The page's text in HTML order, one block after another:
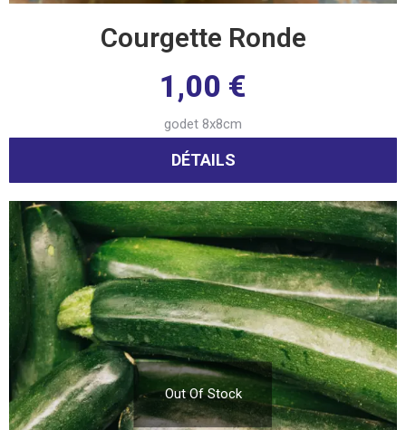
Courgette Ronde
1,00 €
godet 8x8cm
DÉTAILS
Out Of Stock